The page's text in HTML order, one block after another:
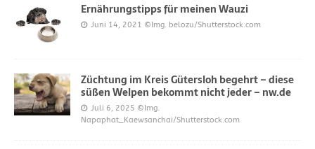
Ernährungstipps für meinen Wauzi
Juni 14, 2021 ©Img. belozu/Shutterstock.com
Züchtung im Kreis Gütersloh begehrt – diese
süßen Welpen bekommt nicht jeder – nw.de
Juli 6, 2025 ©Img.
Napaphat_Kaewsanchai/Shutterstock.com